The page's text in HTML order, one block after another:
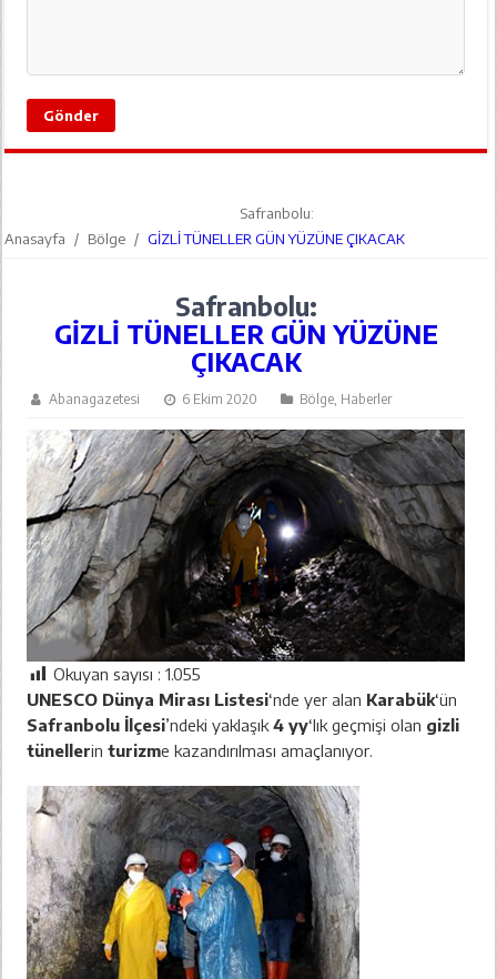
Anasayfa / Bölge /
Safranbolu:
GİZLİ TÜNELLER GÜN YÜZÜNE ÇIKACAK
Safranbolu:
GİZLİ TÜNELLER GÜN YÜZÜNE
ÇIKACAK
Abanagazetesi 6 Ekim 2020 Bölge, Haberler
Okuyan sayısı :1.055
UNESCO Dünya Mirası Listesi‘nde yer alan Karabük‘ün
Safranbolu İlçesi’ndeki yaklaşık4 yy‘lık geçmişi olan gizli
tünellerinturizme kazandırılması amaçlanıyor.